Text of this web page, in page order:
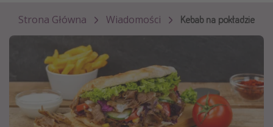
Loty
Hotele
Wakacje
Kierunki
Strona Główna Wiadomości Kebab na pokładzie